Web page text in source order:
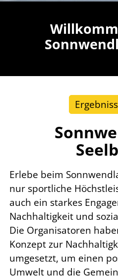
Erlebe beim
nur sportliche
auch ein starkes
Nachhaltigkeit und
Die Organisatoren
Konzept zur
umgesetzt, um einen
Umwelt und die